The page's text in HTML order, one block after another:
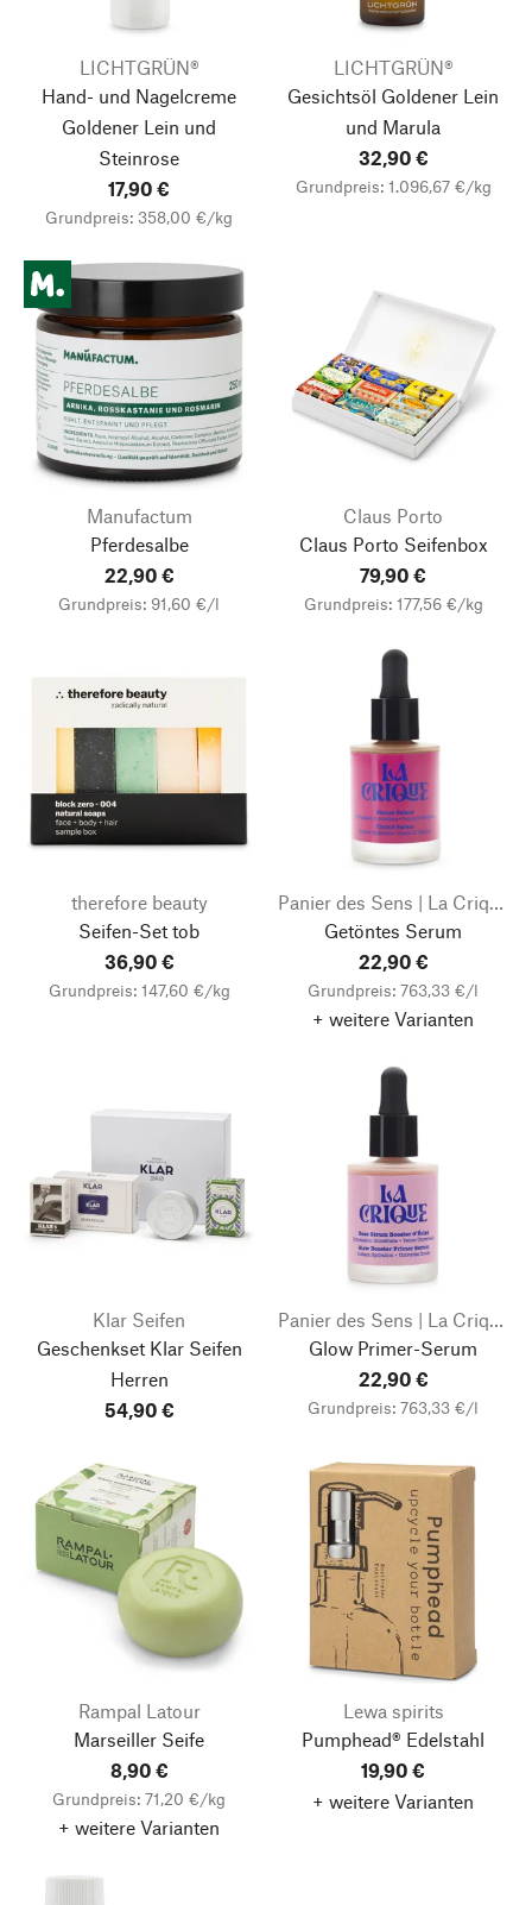
LICHTGRÜN®
Hand- und Nagelcreme
Goldener Lein und
Steinrose
17,90 €
Grundpreis: 358,00 €/kg
LICHTGRÜN®
Gesichtsöl Goldener Lein
und Marula
32,90 €
Grundpreis: 1.096,67 €/kg
Manufactum
Pferdesalbe
22,90 €
Grundpreis: 91,60 €/l
Claus Porto
Claus Porto Seifenbox
79,90 €
Grundpreis: 177,56 €/kg
therefore beauty
Seifen-Set tob
36,90 €
Grundpreis: 147,60 €/kg
Panier des Sens | La Crique
Getöntes Serum
22,90 €
Grundpreis: 763,33 €/l
+ weitere Varianten
Klar Seifen
Geschenkset Klar Seifen
Herren
54,90 €
Panier des Sens | La Crique
Glow Primer-Serum
22,90 €
Grundpreis: 763,33 €/l
Rampal Latour
Marseiller Seife
8,90 €
Grundpreis: 71,20 €/kg
+ weitere Varianten
Lewa spirits
Pumphead® Edelstahl
19,90 €
+ weitere Varianten